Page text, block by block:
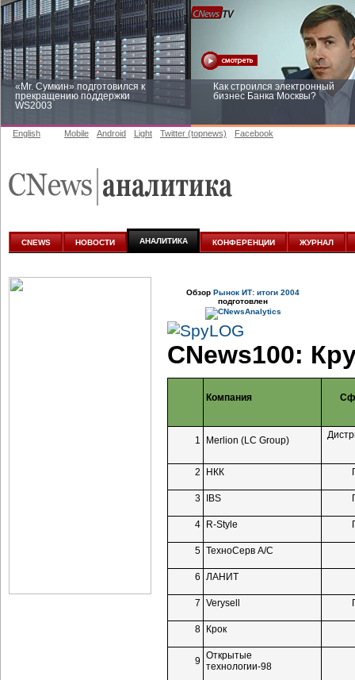
«Mr. Сумкин» подготовился к
прекращению поддержки
WS2003
Как строился электронный
бизнес Банка Москвы?
аналитике
English Mobile Android Light Twitter (topnews) Facebook
CNEWS НОВОСТИ АНАЛИТИКА КОНФЕРЕНЦИИ ЖУРНАЛ
Обзор Рынок ИТ: итоги 2004
подготовлен
CNews100:
Компания
1 Merlion (LC Group)
2 НКК
3 IBS
4 R-Style
5 ТехноСерв А/C
6 ЛАНИТ
7 Verysell
8 Крок
9 Открытые
технологии-98